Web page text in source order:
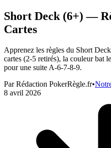
Short Deck (6+) —
Cartes
Apprenez les règles du Short
cartes (2-5 retirés), la couleur bat
pour une suite A-6-7-8-9.
ParRédaction PokerRègle.fr•
8 avril 2026